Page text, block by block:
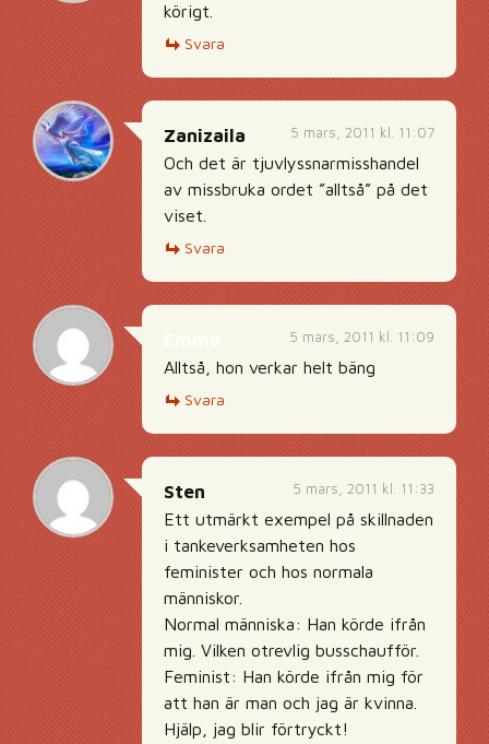
körigt.
Svara
5 mars, 2011 kl. 11:07
Zanizaila
Och det är tjuvlyssnarmisshandel
av missbruka ordet ”alltså” på det
viset.
Svara
5 mars, 2011 kl. 11:09
Alltså, hon verkar helt bäng
Svara
5 mars, 2011 kl. 11:33
Sten
Ett utmärkt exempel på skillnaden
i tankeverksamheten hos
feminister och hos normala
människor.
Normal människa: Han körde ifrån
mig. Vilken otrevlig busschaufför.
Feminist: Han körde ifrån mig för
att han är man och jag är kvinna.
Hjälp, jag blir förtryckt!